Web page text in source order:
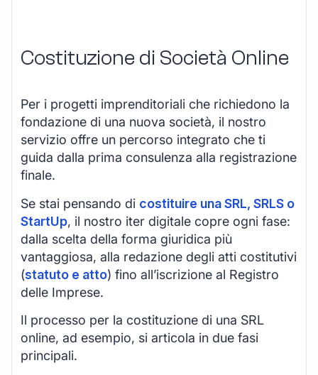
Costituzione di Società Online
Per i progetti imprenditoriali che richiedono la
fondazione di una nuova società, il nostro
servizio offre un percorso integrato che ti
guida dalla prima consulenza alla registrazione
finale.
Se stai pensando di costituire una SRL, SRLS o
StartUp, il nostro iter digitale copre ogni fase:
dalla scelta della forma giuridica più
vantaggiosa, alla redazione degli atti costitutivi
(statuto e atto) fino all’iscrizione al Registro
delle Imprese.
Il processo per la costituzione di una SRL
online, ad esempio, si articola in due fasi
principali.